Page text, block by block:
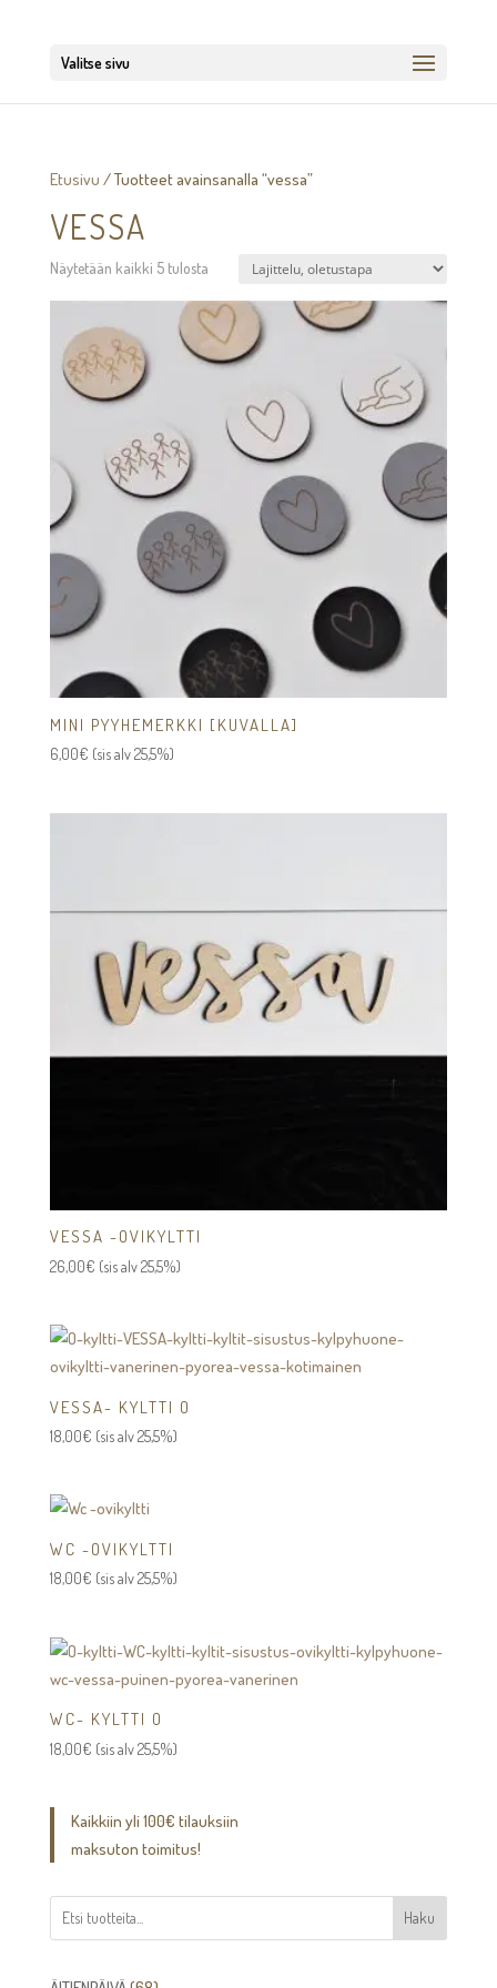
Valitse sivu
Etusivu / Tuotteet avainsanalla “vessa”
VESSA
Näytetään kaikki 5 tulosta
MINI PYYHEMERKKI [KUVALLA]
6,00€ (sis alv 25,5%)
VESSA -OVIKYLTTI
26,00€ (sis alv 25,5%)
VESSA- KYLTTI O
18,00€ (sis alv 25,5%)
WC -OVIKYLTTI
18,00€ (sis alv 25,5%)
WC- KYLTTI O
18,00€ (sis alv 25,5%)
Kaikkiin yli 100€ tilauksiin
maksuton toimitus!
Haku